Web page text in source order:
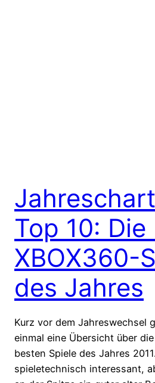
Top 10:
XBOX360-
des Jahres
Kurz vor dem Jahreswechsel
einmal eine Übersicht über
besten Spiele des Jahres
spieletechnisch interessant,